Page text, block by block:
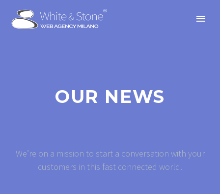
OUR NEWS
We’re on a mission to start a conversation with your
customers in this fast connected world.